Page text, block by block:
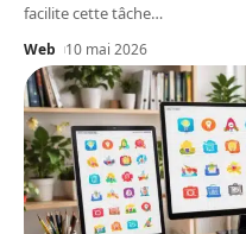
facilite cette tâche…
Web 10 mai 2026